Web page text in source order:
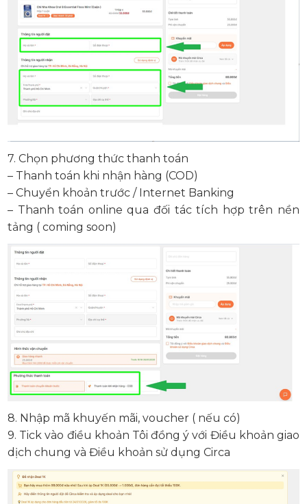
7. Chọn phương thức thanh toán
– Thanh toán khi nhận hàng (COD)
– Chuyển khoản trước / Internet Banking
– Thanh toán online qua đối tác tích hợp trên nền
tảng ( coming soon)
8. Nhập mã khuyến mãi, voucher ( nếu có)
9. Tick vào điều khoản Tôi đồng ý với Điều khoản giao
dịch chung và Điều khoản sử dụng Circa